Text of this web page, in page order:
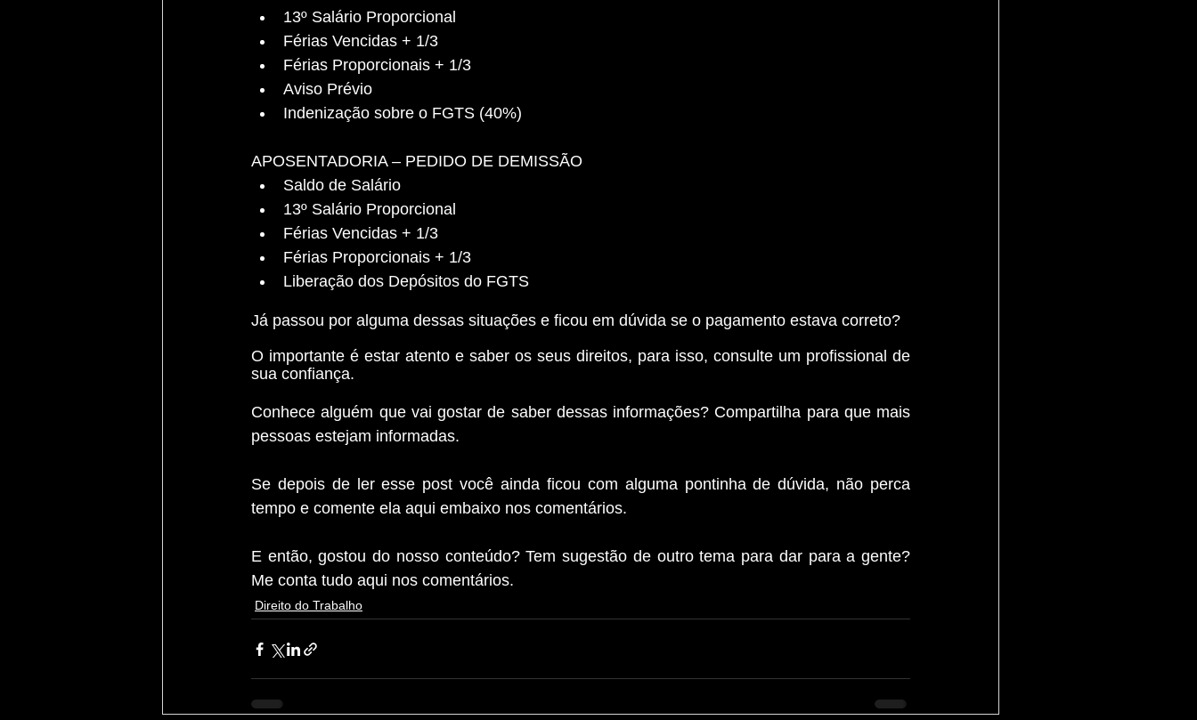
13º Salário Proporcional
Férias Vencidas + 1/3
Férias Proporcionais + 1/3
Aviso Prévio
Indenização sobre o FGTS (40%)
APOSENTADORIA – PEDIDO DE DEMISSÃO
Saldo de Salário
13º Salário Proporcional
Férias Vencidas + 1/3
Férias Proporcionais + 1/3
Liberação dos Depósitos do FGTS
Já passou por alguma dessas situações e ficou em dúvida se o pagamento estava correto?
O importante é estar atento e saber os seus direitos, para isso, consulte um profissional de
sua confiança.
Conhece alguém que vai gostar de saber dessas informações? Compartilha para que mais
pessoas estejam informadas.
Se depois de ler esse post você ainda ficou com alguma pontinha de dúvida, não perca
tempo e comente ela aqui embaixo nos comentários.
E então, gostou do nosso conteúdo? Tem sugestão de outro tema para dar para a gente?
Me conta tudo aqui nos comentários.
Direito do Trabalho